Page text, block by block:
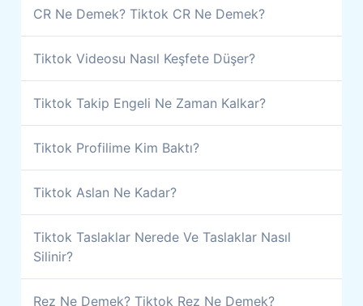
CR Ne Demek? Tiktok CR Ne Demek?
Tiktok Videosu Nasıl Keşfete Düşer?
Tiktok Takip Engeli Ne Zaman Kalkar?
Tiktok Profilime Kim Baktı?
Tiktok Aslan Ne Kadar?
Tiktok Taslaklar Nerede Ve Taslaklar Nasıl
Silinir?
Rez Ne Demek? Tiktok Rez Ne Demek?